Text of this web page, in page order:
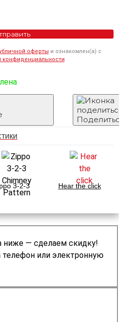
оферты и ознакомлен(а) с
конфиденциальности
3-2-3 Hear the click
ниже — сделаем скидку!
или электронную